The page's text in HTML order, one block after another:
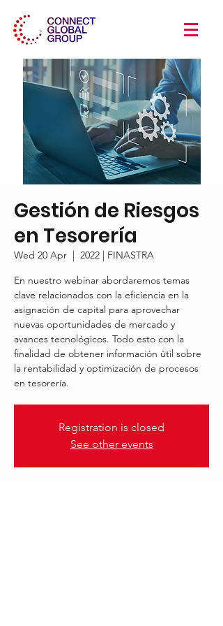
Gestión de Riesgos
en Tesorería
Wed 20 Apr
  |
2022 | FINASTRA
En nuestro webinar abordaremos temas
clave relacionados con la eficiencia en la
asignación de capital para aprovechar
nuevas oportunidades de mercado y
avances tecnológicos. Todo esto con la
finalidad de obtener información útil sobre
la rentabilidad y optimización de procesos
en tesorería.
Registration is closed
See other events